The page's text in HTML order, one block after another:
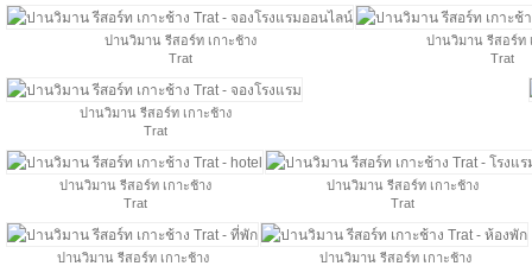
ปานวิมาน รีสอร์ท เกาะช้าง
Trat
ปานวิมาน รีสอร์ท
Trat
ปานวิมาน รีสอร์ท เกาะช้าง
Trat
ปานวิมาน รีสอร์ท เกาะช้าง
Trat
ปานวิมาน รีสอร์ท เกาะช้าง
Trat
ปานวิมาน รีสอร์ท เกาะช้าง
ปานวิมาน รีสอร์ท เกาะช้าง